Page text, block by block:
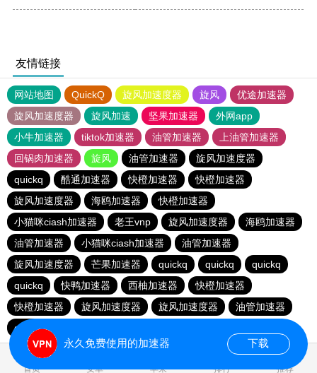
友情链接
网站地图 QuickQ 旋风加速度器 旋风
优途加速器
旋风加速度器
旋风加速 坚果加速器
外网app
小牛加速器
tiktok加速器 油管加速器
上油管加速器
回锅肉加速器
旋风 油管加速器
旋风加速度器
quickq
酷通加速器 快橙加速器
快橙加速器
旋风加速度器
海鸥加速器
快橙加速器
小猫咪ciash加速器
老王vnp 旋风加速度器
海鸥加速器
油管加速器
小猫咪ciash加速器
油管加速器
旋风加速度器
芒果加速器 quickq quickq
quickq
quickq
快鸭加速器 西柚加速器
快橙加速器
快橙加速器
旋风加速度器 旋风加速度器
油管加速器
quickq
首页 安卓 苹果 排行 推荐
永久免费使用的加速器 下载
0.511142s